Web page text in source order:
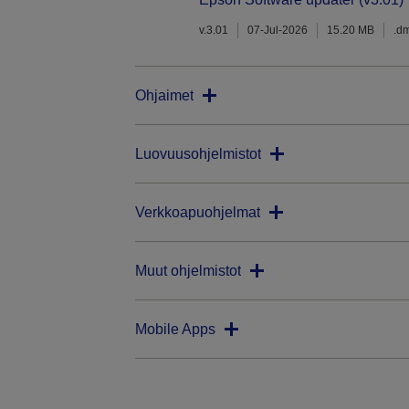
v.3.01 07-Jul-2026 15.20 MB
Ohjaimet
Luovuusohjelmistot
Verkkoapuohjelmat
Muut ohjelmistot
Mobile Apps